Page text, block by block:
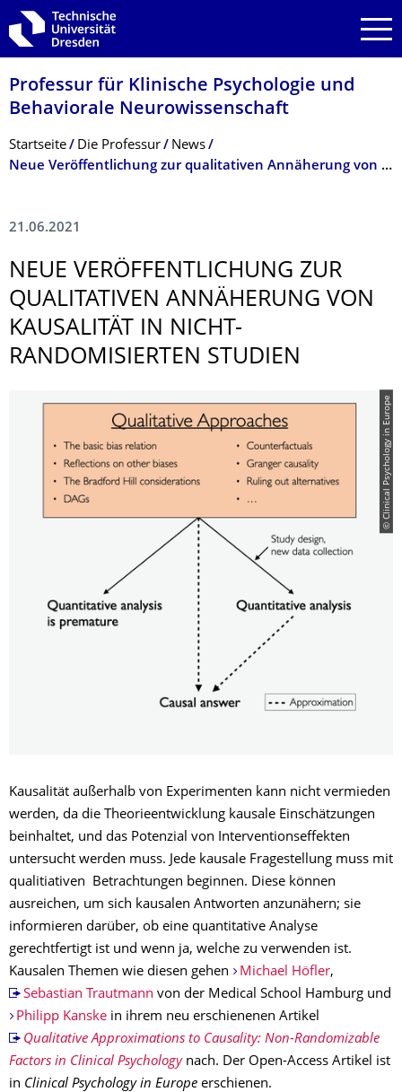
Zur Hauptnavigation springen
Zur Suche springen
Zum Inhalt springen
Professur für Klinische Psychologie und
Behaviorale Neurowissenschaft
Breadcrumb-Menü
Startseite Die Professur
News
Neue Veröffentlichung zur qualitativen Annäherung von Kausalität in nicht-randomisierten Studien
21.06.2021
NEUE VERÖFFENTLI­CHUNG ZUR
QUALITATIVEN ANNÄHERUNG VON
KAUSALITÄT IN NICHT-
RANDOMISIERTEN STUDIEN
© Clinical Psychology in Europe
Kausalität außerhalb von Experimenten kann nicht vermieden
werden, da die Theorieentwicklung kausale Einschätzungen
beinhaltet, und das Potenzial von Interventionseffekten
untersucht werden muss. Jede kausale Fragestellung muss mit
qualitiativen Betrachtungen beginnen. Diese können
ausreichen, um sich kausalen Antworten anzunähern; sie
informieren darüber, ob eine quantitative Analyse
gerechtfertigt ist und wenn ja, welche zu verwenden ist.
Kausalen Themen wie diesen gehen
Michael Höfler,
Sebastian Trautmann von der Medical School Hamburg und
Philipp Kanskein ihrem neu erschienenen Artikel
Qualitative Approximations to Causality: Non-Randomizable
Factors in Clinical Psychologynach. Der Open-Access Artikel ist
in Clinical Psychology in Europe erschienen.